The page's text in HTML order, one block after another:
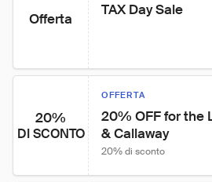
Offerta
TAX Day Sale
20%
DI SCONTO
OFFERTA
20% OFF for the
& Callaway
20% di sconto